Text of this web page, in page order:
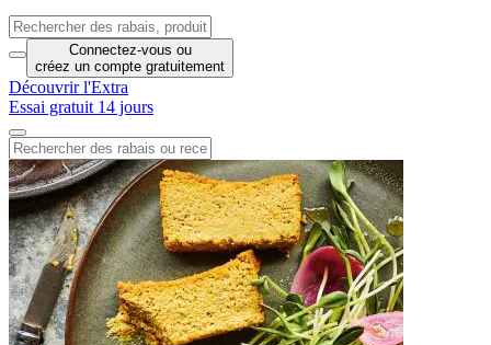
Connectez-vous ou
créez un compte gratuitement
Découvrir l'Extra
Essai gratuit 14 jours